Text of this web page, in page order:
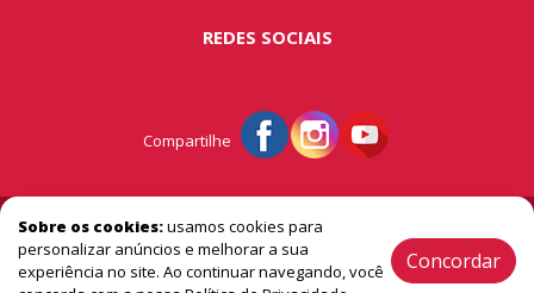
Sobre os cookies:usamos cookies para
personalizar anúncios e melhorar a sua
experiência no site. Ao continuar navegando, você
Concordar
REDES SOCIAIS
Compartilhe
© Portal São Miguel - A vitrine do extremo oeste
2005 / 2026 ® Todos os Direitos Reservado